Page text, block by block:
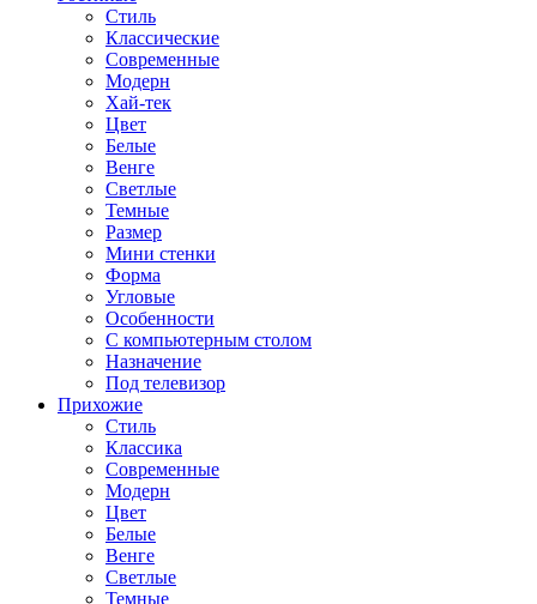
Стиль
Классические
Современные
Модерн
Хай-тек
Цвет
Белые
Венге
Светлые
Темные
Размер
Мини стенки
Форма
Угловые
Особенности
С компьютерным столом
Назначение
Под телевизор
Прихожие
Стиль
Классика
Современные
Модерн
Цвет
Белые
Венге
Светлые
Темные